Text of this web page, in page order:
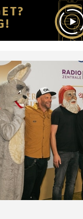
Partner für soziale
mit weiteren Daten
haben.